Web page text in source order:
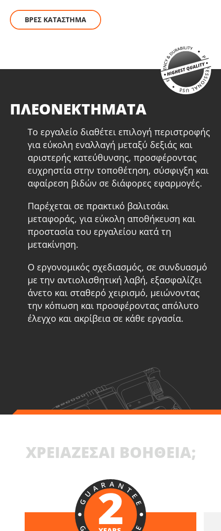
ΒΡΕΣ ΚΑΤΑΣΤΗΜΑ
ΠΛΕΟΝΕΚΤΗΜΑΤΑ
Το εργαλείο διαθέτει επιλογή περιστροφής
για εύκολη εναλλαγή μεταξύ δεξιάς και
αριστερής κατεύθυνσης, προσφέροντας
ευχρηστία στην τοποθέτηση, σύσφιγξη και
αφαίρεση βιδών σε διάφορες εφαρμογές.
Παρέχεται σε πρακτικό βαλιτσάκι
μεταφοράς, για εύκολη αποθήκευση και
προστασία του εργαλείου κατά τη
μετακίνηση.
Ο εργονομικός σχεδιασμός, σε συνδυασμό
με την αντιολισθητική λαβή, εξασφαλίζει
άνετο και σταθερό χειρισμό, μειώνοντας
την κόπωση και προσφέροντας απόλυτο
έλεγχο και ακρίβεια σε κάθε εργασία.
ΧΡΕΙΑΖΕΣΑΙ ΒΟΗΘΕΙΑ;